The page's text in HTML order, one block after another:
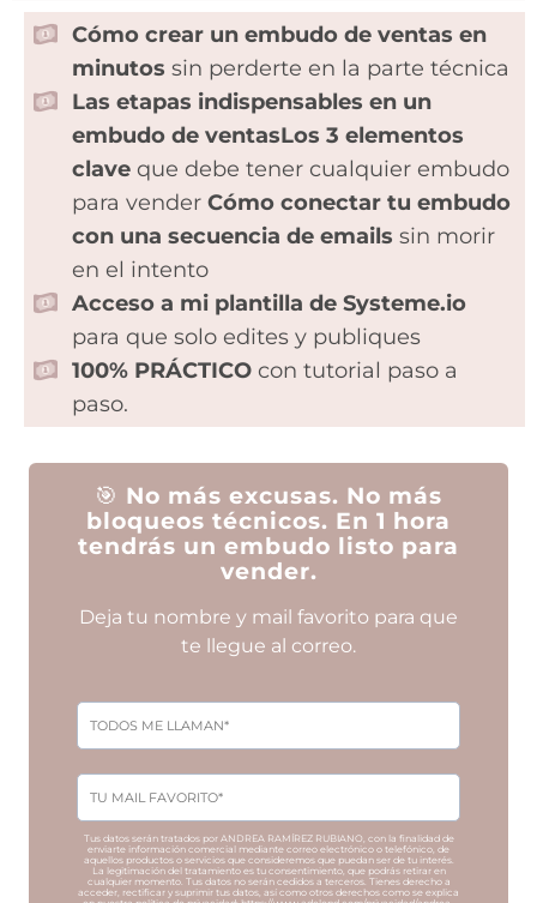
Cómo crear un embudo de ventas en
minutos sin perderte en la parte técnica
Las etapas indispensables en un
embudo de ventasLos 3 elementos
clave que debe tener cualquier embudo
para vender Cómo conectar tu embudo
con una secuencia de emails sin morir
en el intento
Acceso a mi plantilla de Systeme.io
para que solo edites y publiques
100% PRÁCTICO con tutorial paso a
paso.
🎯 No más excusas. No más
bloqueos técnicos. En 1 hora
tendrás un embudo listo para
vender.
Deja tu nombre y mail favorito para que
te llegue al correo.
Tus datos serán tratados por ANDREA RAMÍREZ RUBIANO, con la finalidad de
enviarte información comercial mediante correo electrónico o telefónico, de
aquellos productos o servicios que consideremos que puedan ser de tu interés.
La legitimación del tratamiento es tu consentimiento, que podrás retirar en
cualquier momento. Tus datos no serán cedidos a terceros. Tienes derecho a
acceder, rectificar y suprimir tus datos, así como otros derechos como se explica